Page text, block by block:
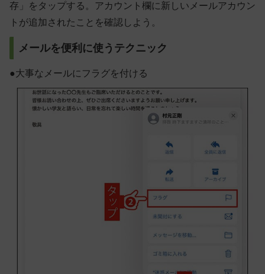
存」をタップする。アカウント欄に新しいメールアカウン
トが追加されたことを確認しよう。
メールを便利に使うテクニック
●大事なメールにフラグを付ける